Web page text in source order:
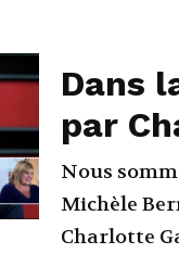
Dans
par
Nous
Michèle
Charlotte